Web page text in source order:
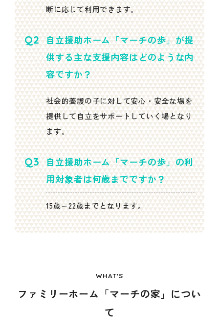
断に応じて利用できます。
自立援助ホーム「マーチの歩」が提
供する主な支援内容はどのような内
容ですか？
社会的養護の子に対して安心・安全な場を
提供して自立をサポートしていく場となり
ます。
自立援助ホーム「マーチの歩」の利
用対象者は何歳までですか？
15歳～22歳までとなります。
WHAT'S
ファミリーホーム「マーチの家」につい
て